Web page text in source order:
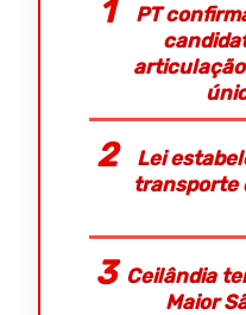
PT
Lei
transporte
Ceilândia
Maior